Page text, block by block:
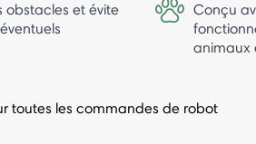
obstacles et évite
Conçu
animaux
toutes les commandes de robot